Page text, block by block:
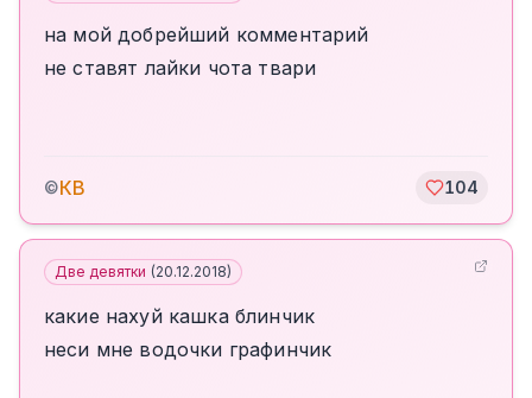
на мой добрейший комментарий
не ставят лайки чота твари
©КВ 104
Две девятки (20.12.2018)
какие нахуй кашка блинчик
неси мне водочки графинчик